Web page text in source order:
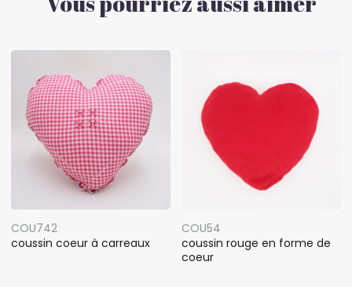
COU742
coussin coeur à carreaux
COU54
coussin rouge en forme de
coeur